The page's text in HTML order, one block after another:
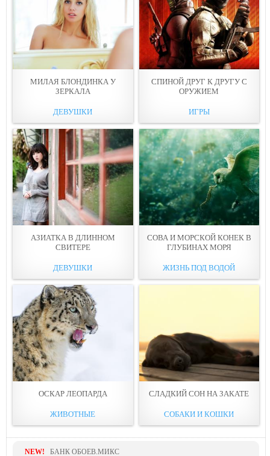
МИЛАЯ БЛОНДИНКА У
ЗЕРКАЛА
ДЕВУШКИ
СПИНОЙ ДРУГ К ДРУГУ С
ОРУЖИЕМ
ИГРЫ
АЗИАТКА В ДЛИННОМ
СВИТЕРЕ
ДЕВУШКИ
СОВА И МОРСКОЙ КОНЕК В
ГЛУБИНАХ МОРЯ
ЖИЗНЬ ПОД ВОДОЙ
ОСКАР ЛЕОПАРДА
ЖИВОТНЫЕ
СЛАДКИЙ СОН НА ЗАКАТЕ
СОБАКИ И КОШКИ
NEW! БАНК ОБОЕВ.МИКС